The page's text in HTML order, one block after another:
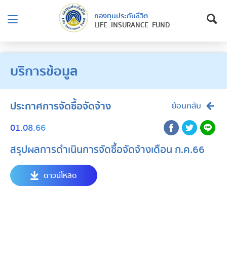
กองทุนประกันชีวิต
LIFE INSURANCE FUND
บริการข้อมูล
ประกาศการจัดซื้อจัดจ้าง ย้อนกลับ
01.08.66
สรุปผลการดำเนินการจัดซื้อจัดจ้างเดือน ก.ค.66
ดาวน์โหลด